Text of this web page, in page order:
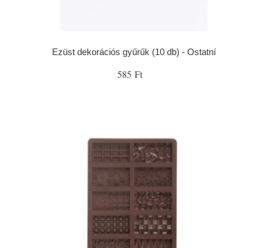
Ezüst dekorációs gyűrűk (10 db) - Ostatní
585 Ft